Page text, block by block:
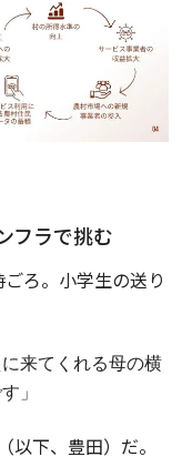
フラで挑む
ろ。小学生の送り
来てくれる母の横
」
下、豊田）だ。